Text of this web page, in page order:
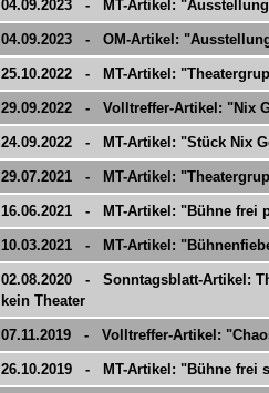
04.09.2023 - MT-Artikel:
04.09.2023 - OM-Artikel:
25.10.2022 - MT-Artikel:
29.09.2022 - Volltreffer-Artikel: "Nix
24.09.2022 - MT-Artikel: "Stück Nix
29.07.2021 - MT-Artikel:
16.06.2021 - MT-Artikel: "Bühne frei
10.03.2021 - MT-Artikel:
02.08.2020 - Sonntagsblatt-Artikel:
kein Theater
07.11.2019 - Volltreffer-Artikel:
26.10.2019 - MT-Artikel: "Bühne frei